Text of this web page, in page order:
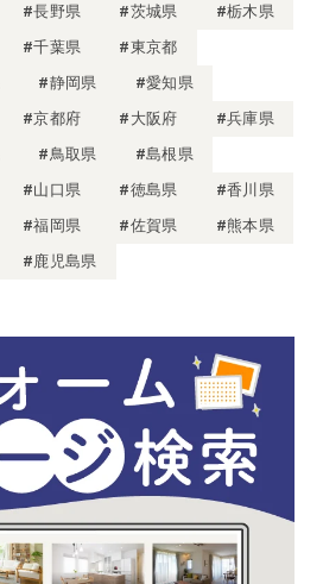
#長野県 #茨城県
#栃木県
#千葉県
#東京都
#静岡県
#愛知県
#京都府 #大阪府
#兵庫県
#鳥取県
#島根県
#山口県 #徳島県
#香川県
#福岡県 #佐賀県
#熊本県
#鹿児島県